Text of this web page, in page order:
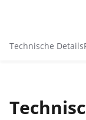
Technische Details